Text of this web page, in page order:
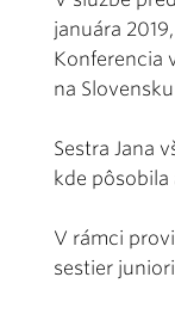
januára
Konferencia
na
Sestra Jana
kde pôsobila
V rámci
sestier